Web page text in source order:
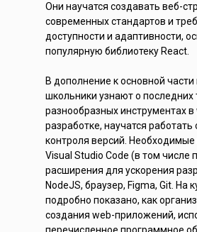
Они научатся создавать веб-
современных стандартов и
доступности и адаптивности,
популярную библиотеку React.
В дополнение к основной части
школьники узнают о последних
разнообразных инструментах в
разработке, научатся работать
контроля версий. Необходимые
Visual Studio Code (в том числе
расширения для ускорения
NodeJS, браузер, Figma, Git. На
подробно показано, как
создания web-приложений,